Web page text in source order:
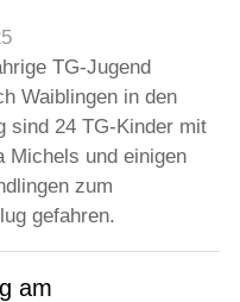
TG-Jugend
Waiblingen in den
sind 24 TG-Kinder mit
Michels und einigen
zum
gefahren.
am